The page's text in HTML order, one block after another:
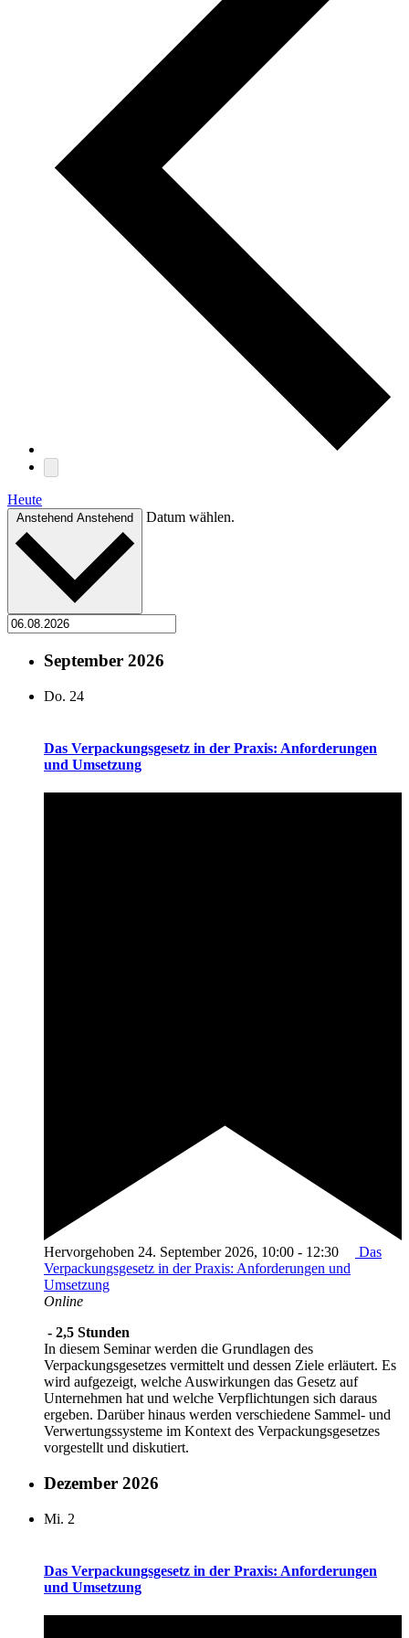
Heute
Anstehend Anstehend Datum wählen.
September 2026
Do. 24
Das Verpackungsgesetz in der Praxis: Anforderungen
und Umsetzung
Hervorgehoben 24. September 2026, 10:00 - 12:30
Das
Verpackungsgesetz in der Praxis: Anforderungen und
Umsetzung
Online
- 2,5 Stunden
In diesem Seminar werden die Grundlagen des
Verpackungsgesetzes vermittelt und dessen Ziele erläutert. Es
wird aufgezeigt, welche Auswirkungen das Gesetz auf
Unternehmen hat und welche Verpflichtungen sich daraus
ergeben. Darüber hinaus werden verschiedene Sammel- und
Verwertungssysteme im Kontext des Verpackungsgesetzes
vorgestellt und diskutiert.
Dezember 2026
Mi. 2
Das Verpackungsgesetz in der Praxis: Anforderungen
und Umsetzung